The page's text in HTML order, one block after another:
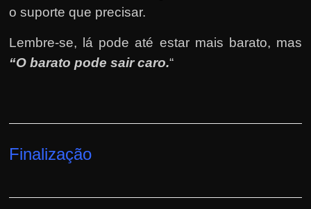
o suporte que precisar.
Lembre-se, lá pode até estar mais barato, mas
“O barato pode sair caro.“
Finalização